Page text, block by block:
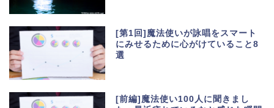
[第1回]魔法使いが詠唱をスマート
にみせるために心がけていること8
選
[前編]魔法使い100人に聞きまし